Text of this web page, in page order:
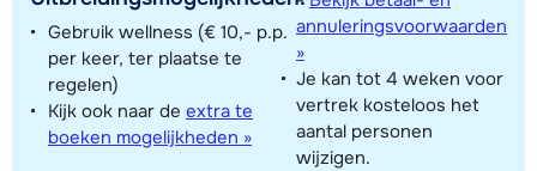
Gebruik wellness (€ 10,- p.p.
per keer, ter plaatse te
regelen)
Kijk ook naar de extra te
boeken mogelijkheden »
annuleringsvoorwaarden
»
Je kan tot 4 weken voor
vertrek kosteloos het
aantal personen
wijzigen.